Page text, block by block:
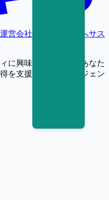
運営会社 採用担当者様へサス
に興味・関心を持つあなた
を支援する転職エージェン